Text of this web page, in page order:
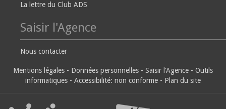
La lettre du Club ADS
Saisir l'Agence
Nous contacter
Mentions légales - Données personnelles - Saisir l'Agence - Outils
informatiques - Accessibilité: non conforme - Plan du site